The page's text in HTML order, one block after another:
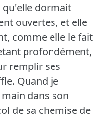
qu'elle dormait
ouvertes, et elle
comme elle le fait
profondément,
remplir ses
Quand je
dans son
de sa chemise de